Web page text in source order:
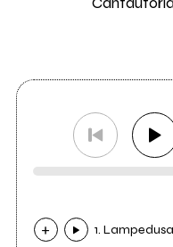
1. Lampedusa